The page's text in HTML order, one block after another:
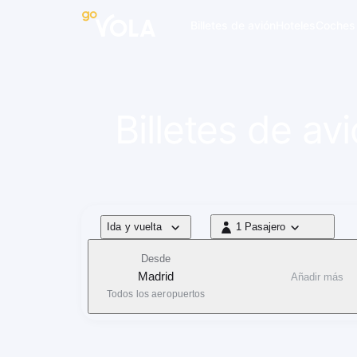
Tipo de vuelo
Ida y vuelta 1 Pasajero
1 Pasajero
Desde
Madrid
Todos los aeropuertos
Añadir más